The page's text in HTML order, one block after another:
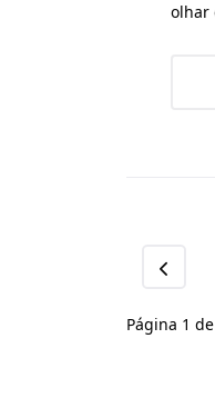
olhar
Página 1